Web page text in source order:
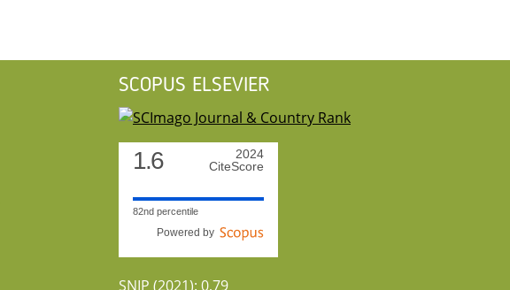
SCOPUS ELSEVIER
1.6
2024
CiteScore
82nd percentile
Powered by
SNIP (2021): 0,79